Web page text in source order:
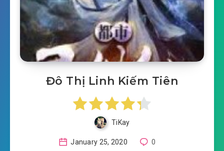
Đô Thị Linh Kiếm Tiên
TiKay
January 25, 2020 0